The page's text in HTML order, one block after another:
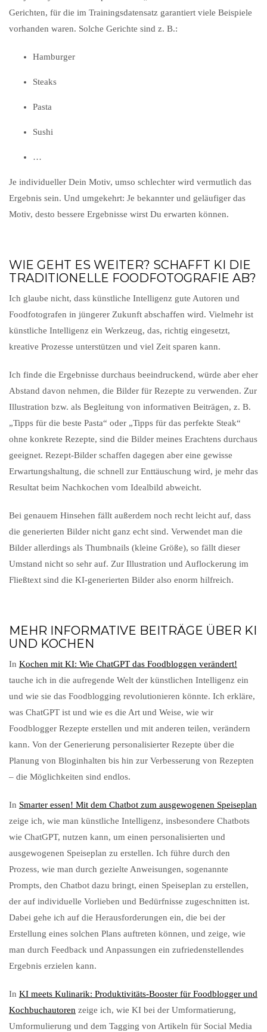
Gerichten, für die im Trainingsdatensatz garantiert viele Beispiele
vorhanden waren. Solche Gerichte sind z. B.:
Hamburger
Steaks
Pasta
Sushi
…
Je individueller Dein Motiv, umso schlechter wird vermutlich das
Ergebnis sein. Und umgekehrt: Je bekannter und geläufiger das
Motiv, desto bessere Ergebnisse wirst Du erwarten können.
WIE GEHT ES WEITER? SCHAFFT KI DIE
TRADITIONELLE FOODFOTOGRAFIE AB?
Ich glaube nicht, dass künstliche Intelligenz gute Autoren und
Foodfotografen in jüngerer Zukunft abschaffen wird. Vielmehr ist
künstliche Intelligenz ein Werkzeug, das, richtig eingesetzt,
kreative Prozesse unterstützen und viel Zeit sparen kann.
Ich finde die Ergebnisse durchaus beeindruckend, würde aber eher
Abstand davon nehmen, die Bilder für Rezepte zu verwenden. Zur
Illustration bzw. als Begleitung von informativen Beiträgen, z. B.
„Tipps für die beste Pasta“ oder „Tipps für das perfekte Steak“
ohne konkrete Rezepte, sind die Bilder meines Erachtens durchaus
geeignet. Rezept-Bilder schaffen dagegen aber eine gewisse
Erwartungshaltung, die schnell zur Enttäuschung wird, je mehr das
Resultat beim Nachkochen vom Idealbild abweicht.
Bei genauem Hinsehen fällt außerdem noch recht leicht auf, dass
die generierten Bilder nicht ganz echt sind. Verwendet man die
Bilder allerdings als Thumbnails (kleine Größe), so fällt dieser
Umstand nicht so sehr auf. Zur Illustration und Auflockerung im
Fließtext sind die KI-generierten Bilder also enorm hilfreich.
MEHR INFORMATIVE BEITRÄGE ÜBER KI
UND KOCHEN
In Kochen mit KI: Wie ChatGPT das Foodbloggen verändert!
tauche ich in die aufregende Welt der künstlichen Intelligenz ein
und wie sie das Foodblogging revolutionieren könnte. Ich erkläre,
was ChatGPT ist und wie es die Art und Weise, wie wir
Foodblogger Rezepte erstellen und mit anderen teilen, verändern
kann. Von der Generierung personalisierter Rezepte über die
Planung von Bloginhalten bis hin zur Verbesserung von Rezepten
– die Möglichkeiten sind endlos.
In Smarter essen! Mit dem Chatbot zum ausgewogenen Speiseplan
zeige ich, wie man künstliche Intelligenz, insbesondere Chatbots
wie ChatGPT, nutzen kann, um einen personalisierten und
ausgewogenen Speiseplan zu erstellen. Ich führe durch den
Prozess, wie man durch gezielte Anweisungen, sogenannte
Prompts, den Chatbot dazu bringt, einen Speiseplan zu erstellen,
der auf individuelle Vorlieben und Bedürfnisse zugeschnitten ist.
Dabei gehe ich auf die Herausforderungen ein, die bei der
Erstellung eines solchen Plans auftreten können, und zeige, wie
man durch Feedback und Anpassungen ein zufriedenstellendes
Ergebnis erzielen kann.
In KI meets Kulinarik: Produktivitäts-Booster für Foodblogger und
Kochbuchautoren zeige ich, wie KI bei der Umformatierung,
Umformulierung und dem Tagging von Artikeln für Social Media